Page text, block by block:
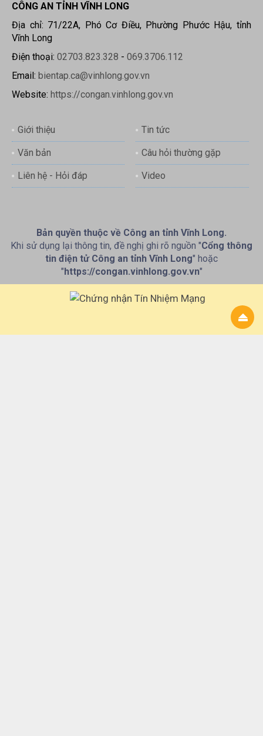
CÔNG AN TỈNH VĨNH LONG
Địa chỉ: 71/22A, Phó Cơ Điều, Phường Phước Hậu, tỉnh
Vĩnh Long
Điện thoại: 02703.823.328 - 069.3706.112
Email: bientap.ca@vinhlong.gov.vn
Website: https://congan.vinhlong.gov.vn
Giới thiệu Tin tức
Văn bản Câu hỏi thường gặp
Liên hệ - Hỏi đáp Video
Bản quyền thuộc về Công an tỉnh Vĩnh Long.
Khi sử dụng lại thông tin, đề nghị ghi rõ nguồn "Cổng thông
tin điện tử Công an tỉnh Vĩnh Long" hoặc
"https://congan.vinhlong.gov.vn"